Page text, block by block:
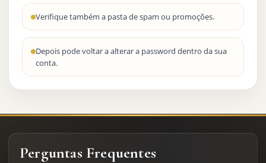
Verifique também a pasta de spam ou promoções.
Depois pode voltar a alterar a password dentro da sua
conta.
Perguntas Frequentes